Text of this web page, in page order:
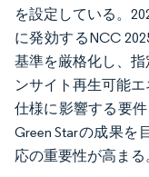
を設定している。
に発効するNCC
基準を厳格化し、
ンサイト再生可能
仕様に影響する要
Green Starの成果
応の重要性が高まる